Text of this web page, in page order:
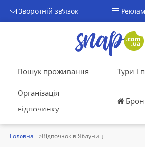
Зворотній зв'язок
Пошук проживання Тури і
Організація
відпочинку
Головна Відпочнок в Яблуниці